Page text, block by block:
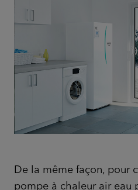
De la même façon, pour
pompe à chaleur air eau